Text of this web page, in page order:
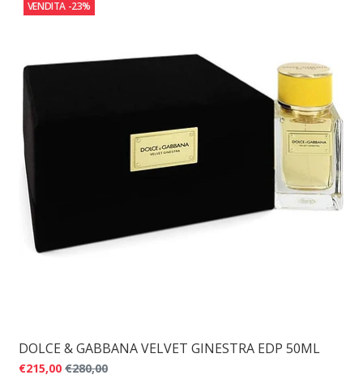
VENDITA -23%
DOLCE & GABBANA VELVET GINESTRA EDP 50ML
€215,00 €280,00